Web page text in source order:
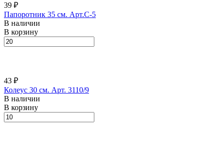
39 ₽
Папоротник 35 см. Арт.C-5
В наличии
В корзину
43 ₽
Колеус 30 см. Арт. 3110/9
В наличии
В корзину